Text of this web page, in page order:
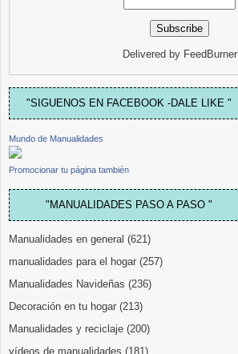
Delivered by FeedBurner
"SIGUENOS EN FACEBOOK -DALE LIKE "
Mundo de Manualidades
Promocionar tu página también
"MANUALIDADES PASO A PASO "
Manualidades en general (621)
manualidades para el hogar (257)
Manualidades Navideñas (236)
Decoración en tu hogar (213)
Manualidades y reciclaje (200)
vídeos de manualidades (181)